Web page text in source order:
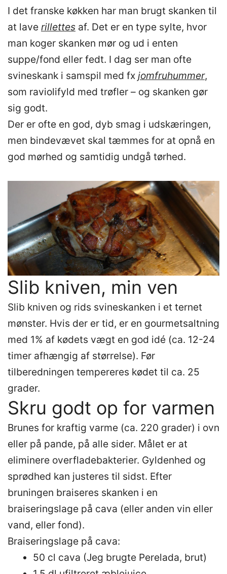
I det franske køkken har man brugt skanken til
at lave rillettes af. Det er en type sylte, hvor
man koger skanken mør og ud i enten
suppe/fond eller fedt. I dag ser man ofte
svineskank i samspil med fx jomfruhummer,
som raviolifyld med trøfler – og skanken gør
sig godt.
Der er ofte en god, dyb smag i udskæringen,
men bindevævet skal tæmmes for at opnå en
god mørhed og samtidig undgå tørhed.
Slib kniven, min ven
Slib kniven og rids svineskanken i et ternet
mønster. Hvis der er tid, er en gourmetsaltning
med 1% af kødets vægt en god idé (ca. 12-24
timer afhængig af størrelse). Før
tilberedningen tempereres kødet til ca. 25
grader.
Skru godt op for varmen
Brunes for kraftig varme (ca. 220 grader) i ovn
eller på pande, på alle sider. Målet er at
eliminere overfladebakterier. Gyldenhed og
sprødhed kan justeres til sidst. Efter
bruningen braiseres skanken i en
braiseringslage på cava (eller anden vin eller
vand, eller fond).
Braiseringslage på cava:
50 cl cava (Jeg brugte Perelada, brut)